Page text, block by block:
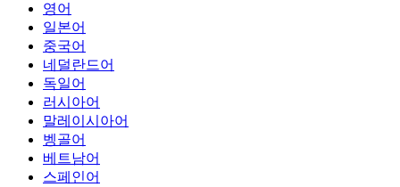
영어
일본어
중국어
네덜란드어
독일어
러시아어
말레이시아어
벵골어
베트남어
스페인어